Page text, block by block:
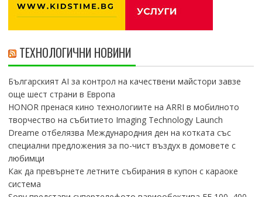
ТЕХНОЛОГИЧНИ НОВИНИ
Българският AI за контрол на качествени майстори завзе
още шест страни в Европа
HONOR пренася кино технологиите на ARRI в мобилното
творчество на събитието Imaging Technology Launch
Dreame отбелязва Международния ден на котката със
специални предложения за по-чист въздух в домовете с
любимци
Как да превърнете летните събирания в купон с караоке
система